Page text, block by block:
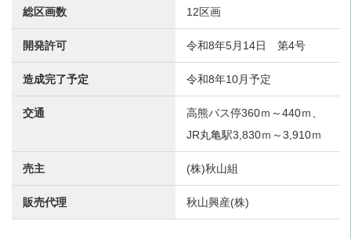
総区画数 12区画
開発許可 令和8年5月14日 第4号
造成完了予定 令和8年10月予定
交通
高熊バス停360ｍ～440ｍ、
JR丸亀駅3,830ｍ～3,910ｍ
売主 (株)秋山組
販売代理 秋山興産(株)